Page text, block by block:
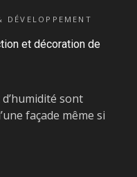
DÉVELOPPEMENT
et décoration de
sont
façade même si